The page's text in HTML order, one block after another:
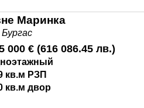
Маринка
000 € (616 086.45 лв.)
кв.м РЗП
кв.м двор